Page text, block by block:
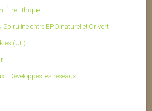
Être Ethique
Spiruline entre EPO naturel et Or vert
(UE)
: Développes tes réseaux